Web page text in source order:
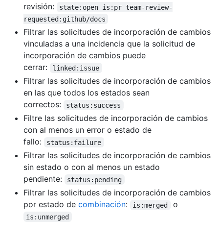
revisión:
state:open is:pr team-review-
requested:github/docs
Filtrar las solicitudes de incorporación de cambios
vinculadas a una incidencia que la solicitud de
incorporación de cambios puede
cerrar:
linked:issue
Filtrar las solicitudes de incorporación de cambios
en las que todos los estados sean
correctos:
status:success
Filtre las solicitudes de incorporación de cambios
con al menos un error o estado de
fallo:
status:failure
Filtrar las solicitudes de incorporación de cambios
sin estado o con al menos un estado
pendiente:
status:pending
Filtrar las solicitudes de incorporación de cambios
por estado de combinación: is:merged o
is:unmerged